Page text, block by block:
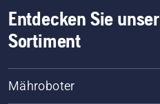
Entdecken Sie unser
Sortiment
Mähroboter